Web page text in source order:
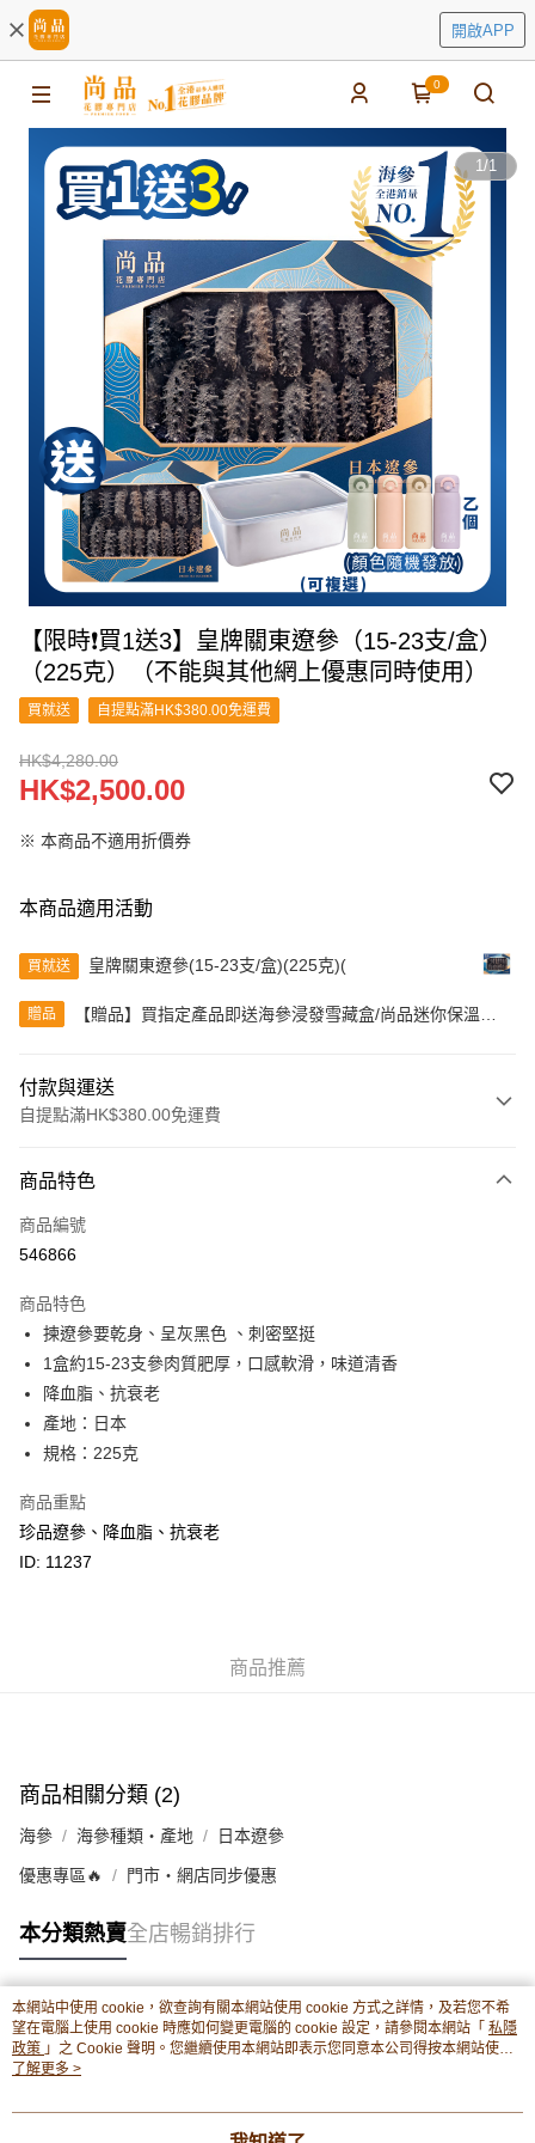
開啟APP
0
1/1
【限時❗買1送3】皇牌關東遼參（15-23支/盒）
（225克）（不能與其他網上優惠同時使用）
買就送 自提點滿HK$380.00免運費
HK$4,280.00
HK$2,500.00
※ 本商品不適用折價券
本商品適用活動
買就送 皇牌關東遼參(15-23支/盒)(225克)(
贈品
【贈品】買指定產品即送海參浸發雪藏盒/尚品迷你保溫杯
付款與運送
自提點滿HK$380.00免運費
信用卡
Apple Pay
AlipayHK
PayMe
WeChat Pay
BoC Pay
其他轉帳方式
相關說明
轉數快識別碼(FPS ID)：4042362 中國銀行戶口：012-875-1-240680-7 匯
物流公司會改派其他自取點或其他配送方式。)
每筆HK$80.00，滿HK$380.00或以上免運費
每筆HK$80.00，滿HK$380.00或以上免運費
商品特色
商品編號
546866
商品特色
揀遼參要乾身、呈灰黑色 、刺密堅挺
1盒約15-23支參肉質肥厚，口感軟滑，味道清香
降血脂、抗衰老
產地：日本
規格：225克
商品重點
珍品遼參、降血脂、抗衰老
ID: 11237
商品推薦
商品相關分類 (2)
海參 海參種類・產地 日本遼參
優惠專區🔥 門市・網店同步優惠
本分類熱賣全店暢銷排行
熱門標籤
熱銷排行
本網站中使用 cookie，欲查詢有關本網站使用 cookie 方式之詳情，及若您不希
望在電腦上使用 cookie 時應如何變更電腦的 cookie 設定，請參閱本網站「 私隱
政策 」之 Cookie 聲明。您繼續使用本網站即表示您同意本公司得按本網站使用
條款之 Cookie 聲明使用 cookie。
了解更多 >